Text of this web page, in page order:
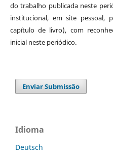
do trabalho publicada neste
institucional, em site pessoal,
capítulo de livro), com
inicial neste periódico.
Enviar Submissão
Idioma
Deutsch